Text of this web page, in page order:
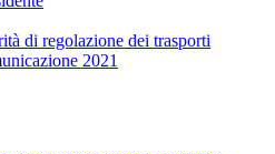
di regolazione dei trasporti
2021